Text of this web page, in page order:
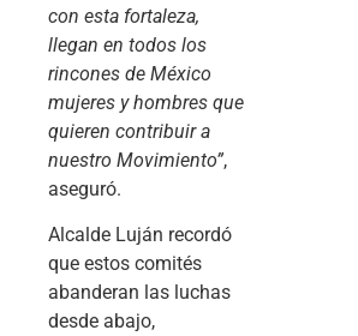
con esta fortaleza,
llegan en todos los
rincones de México
mujeres y hombres que
quieren contribuir a
nuestro Movimiento”,
aseguró.
Alcalde Luján recordó
que estos comités
abanderan las luchas
desde abajo,